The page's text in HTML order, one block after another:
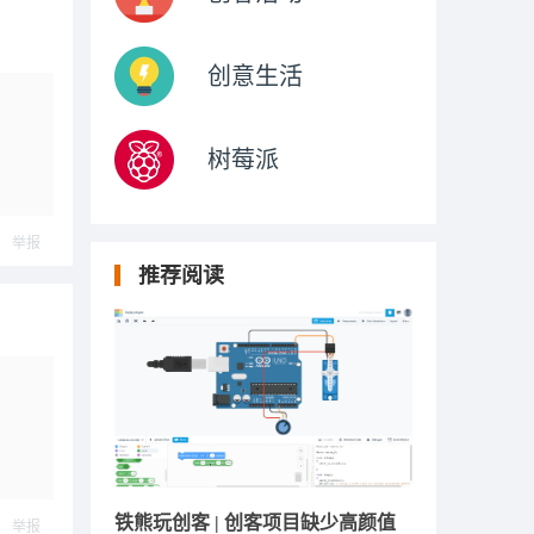
举报
举报
创意生活
树莓派
推荐阅读
铁熊玩创客 | 创客项目缺少高颜值